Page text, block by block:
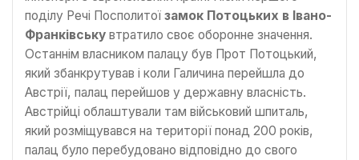
поділу Речі Посполитої замок Потоцьких в Івано-
Франківську втратило своє оборонне значення.
Останнім власником палацу був Прот Потоцький,
який збанкрутував і коли Галичина перейшла до
Австрії, палац перейшов у державну власність.
Австрійці облаштували там військовий шпиталь,
який розміщувався на території понад 200 років,
палац було перебудовано відповідно до свого